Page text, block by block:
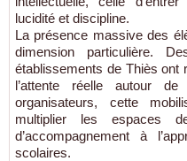
lucidité et discipline.
La présence massive des
dimension particulière.
établissements de Thiès ont
l’attente réelle autour
organisateurs, cette
multiplier les espaces
d’accompagnement à
scolaires.